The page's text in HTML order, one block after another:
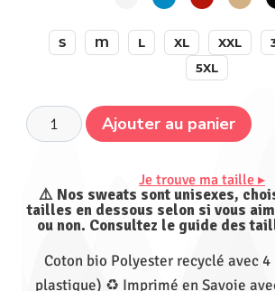
S M L XL XXL
5XL
Ajouter au panier
Je trouve ma taille ▸
⚠️ Nos sweats sont unisexes,
tailles en dessous selon si vous
ou non. Consultez le guide des
Coton bio Polyester recyclé avec
plastique) ♻ Imprimé en Savoie